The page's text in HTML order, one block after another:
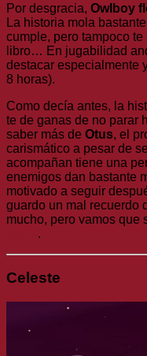
Por desgracia, Owlboy
La historia mola
cumple, pero tampoco
libro… En jugabilidad
destacar especialmente
8 horas).
Como decía antes, la
te de ganas de no parar
saber más de Otus, el
carismático a pesar de
acompañan tiene una
enemigos dan bastante
motivado a seguir
guardo un mal recuerdo
mucho, pero vamos que
.
Celeste